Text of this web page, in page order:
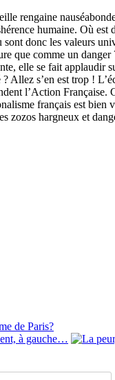
rengaine
humaine. Où est
donc les valeurs
que comme un danger
elle se fait applaudir
Allez s’en est trop !
l’Action Française.
français est bien
zozos hargneux et